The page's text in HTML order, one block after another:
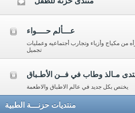
عـــألم حــــواء
من مكياج وأزياء وتجارب أجتماعيه وعمليات
تجميل
مـالذ وطاب في فــن الأطـباق
يختص بكل جديد في عالم الاطباق والاطعمة
منتديات حزنـــة الطبية